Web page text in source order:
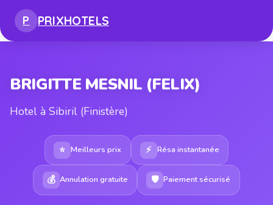
P PRIXHOTELS
BRIGITTE MESNIL (FELIX)
Hotel à Sibiril (Finistère)
⭐ Meilleurs prix ⚡ Résa instantanée
💰 Annulation gratuite 🛡 Paiement sécurisé